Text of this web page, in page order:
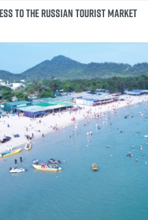
to the Russian tourist market